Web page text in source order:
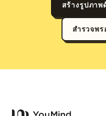
สร้างรูปภาพ
สำรวจพร